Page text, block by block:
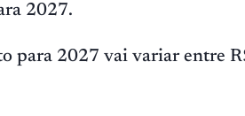
2027.
para 2027 vai variar entre